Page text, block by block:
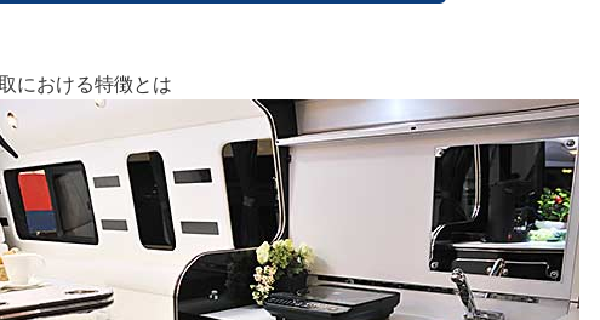
における特徴とは